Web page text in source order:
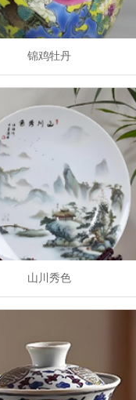
锦鸡牡丹
山川秀色